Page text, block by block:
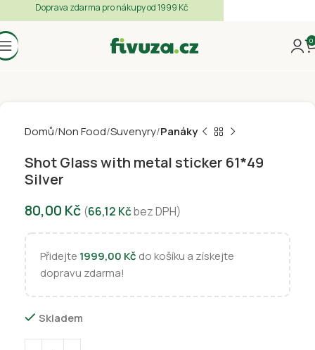
0
Domů Non Food Suvenyry Panáky
Shot Glass with metal sticker 61*49
Silver
80,00 Kč (66,12 Kčbez DPH)
Přidejte 1999,00 Kč do košíku a získejte
dopravu zdarma!
Skladem
Doprava zdarma pro nákupy od 1999 Kč